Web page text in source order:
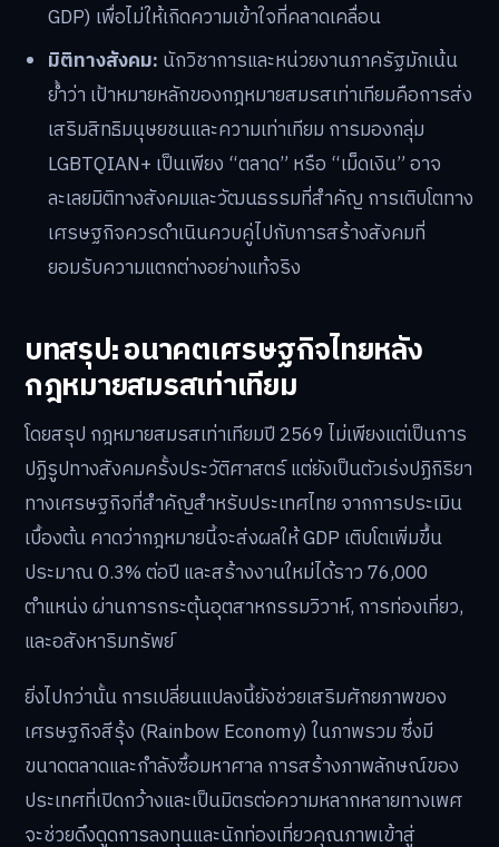
GDP) เพื่อไม่ให้เกิดความเข้าใจที่คลาดเคลื่อน
มิติทางสังคม: นักวิชาการและหน่วยงานภาครัฐมักเน้น
ย้ำว่า เป้าหมายหลักของกฎหมายสมรสเท่าเทียมคือการส่ง
เสริมสิทธิมนุษยชนและความเท่าเทียม การมองกลุ่ม
LGBTQIAN+ เป็นเพียง “ตลาด” หรือ “เม็ดเงิน” อาจ
ละเลยมิติทางสังคมและวัฒนธรรมที่สำคัญ การเติบโตทาง
เศรษฐกิจควรดำเนินควบคู่ไปกับการสร้างสังคมที่
ยอมรับความแตกต่างอย่างแท้จริง
บทสรุป: อนาคตเศรษฐกิจไทยหลัง
กฎหมายสมรสเท่าเทียม
โดยสรุป กฎหมายสมรสเท่าเทียมปี 2569 ไม่เพียงแต่เป็นการ
ปฏิรูปทางสังคมครั้งประวัติศาสตร์ แต่ยังเป็นตัวเร่งปฏิกิริยา
ทางเศรษฐกิจที่สำคัญสำหรับประเทศไทย จากการประเมิน
เบื้องต้น คาดว่ากฎหมายนี้จะส่งผลให้ GDP เติบโตเพิ่มขึ้น
ประมาณ 0.3% ต่อปี และสร้างงานใหม่ได้ราว 76,000
ตำแหน่ง ผ่านการกระตุ้นอุตสาหกรรมวิวาห์, การท่องเที่ยว,
และอสังหาริมทรัพย์
ยิ่งไปกว่านั้น การเปลี่ยนแปลงนี้ยังช่วยเสริมศักยภาพของ
เศรษฐกิจสีรุ้ง (Rainbow Economy) ในภาพรวม ซึ่งมี
ขนาดตลาดและกำลังซื้อมหาศาล การสร้างภาพลักษณ์ของ
ประเทศที่เปิดกว้างและเป็นมิตรต่อความหลากหลายทางเพศ
จะช่วยดึงดูดการลงทุนและนักท่องเที่ยวคุณภาพเข้าสู่